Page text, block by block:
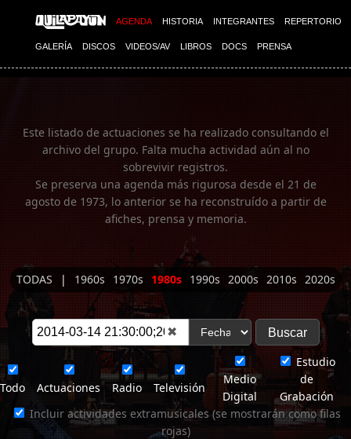
AGENDA HISTORIA INTEGRANTES REPERTORIO
GALERÍA DISCOS VIDEOS/AV LIBROS DOCS PRENSA
Imagen 01
Este listado de actuaciones se ha realizado consultando el
archivo del grupo. Falta mucha actividad aún al no
sobrevivir registros.
Se preserva una agenda más rigurosa desde el 21 de
agosto de 1973, lo anterior se ha reconstruído a partir de
afiches, prensa y memoria.
TODAS | 1960s 1970s 1980s 1990s 2000s 2010s 2020s
✖
Todo Actuaciones Radio Televisión
Medio
Digital
Estudio
de
Grabación
Incluir actividades extramusicales (se mostrarán como filas
rojas)